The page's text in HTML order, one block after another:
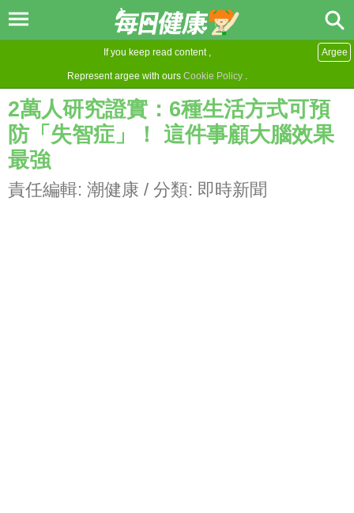
If you keep read content ,
Represent argee with ours Cookie Policy .
Argee
2萬人研究證實：6種生活方式可預
防「失智症」！ 這件事顧大腦效果
最強
責任編輯: 潮健康 / 分類: 即時新聞